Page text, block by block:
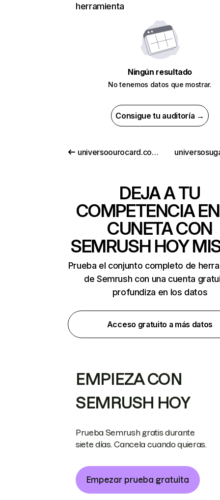
herramienta
Ningún resultado
No tenemos datos que mostrar.
Consigue tu auditoría →
universoourocard.com.br
DEJA A TU
COMPETENCIA
CUNETA CON
SEMRUSH HOY
Prueba el conjunto completo de
de Semrush con una cuenta
profundiza en los datos
Acceso gratuito a más datos
EMPIEZA CON
SEMRUSH HOY
Prueba Semrush gratis durante
siete días. Cancela cuando quieras.
Empezar prueba gratuita